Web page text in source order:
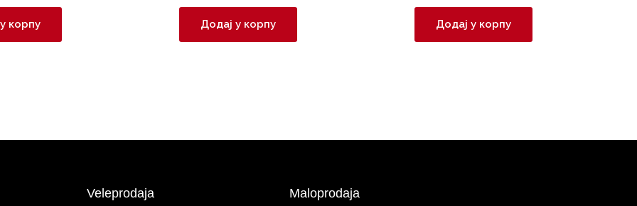
корпу Додај у корпу Додај у корпу
Veleprodaja Maloprodaja